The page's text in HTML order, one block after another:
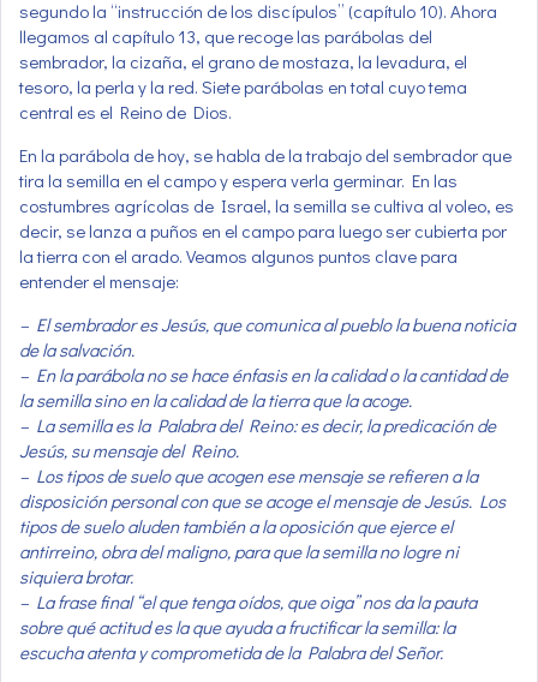
segundo la “instrucción de los discípulos” (capítulo 10). Ahora
llegamos al capítulo 13, que recoge las parábolas del
sembrador, la cizaña, el grano de mostaza, la levadura, el
tesoro, la perla y la red. Siete parábolas en total cuyo tema
central es el Reino de Dios.
En la parábola de hoy, se habla de la trabajo del sembrador que
tira la semilla en el campo y espera verla germinar. En las
costumbres agrícolas de Israel, la semilla se cultiva al voleo, es
decir, se lanza a puños en el campo para luego ser cubierta por
la tierra con el arado. Veamos algunos puntos clave para
entender el mensaje:
– El sembrador es Jesús, que comunica al pueblo la buena noticia
de la salvación.
– En la parábola no se hace énfasis en la calidad o la cantidad de
la semilla sino en la calidad de la tierra que la acoge.
– La semilla es la Palabra del Reino: es decir, la predicación de
Jesús, su mensaje del Reino.
– Los tipos de suelo que acogen ese mensaje se refieren a la
disposición personal con que se acoge el mensaje de Jesús. Los
tipos de suelo aluden también a la oposición que ejerce el
antirreino, obra del maligno, para que la semilla no logre ni
siquiera brotar.
– La frase final “el que tenga oídos, que oiga” nos da la pauta
sobre qué actitud es la que ayuda a fructificar la semilla: la
escucha atenta y comprometida de la Palabra del Señor.